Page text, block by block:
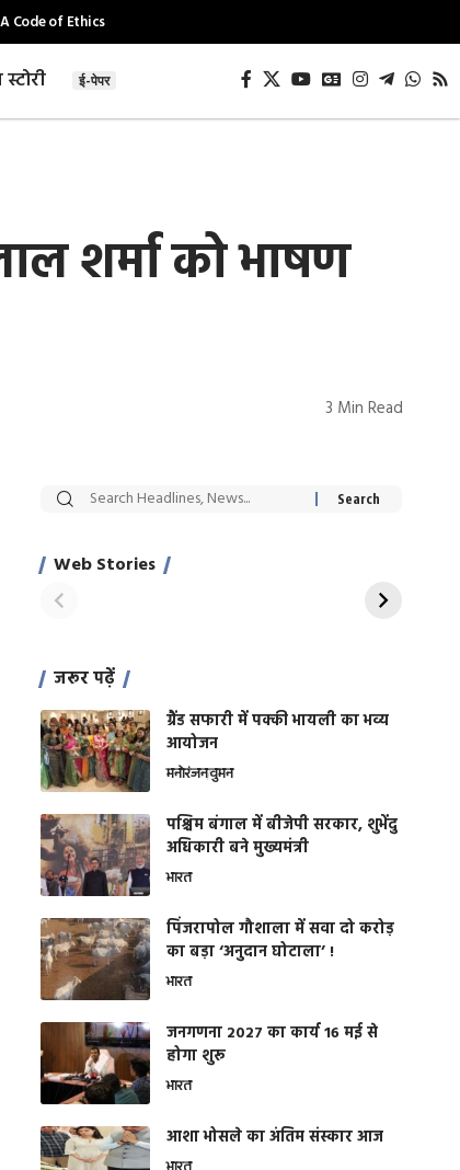
Code of Ethics
ई-पेपर
शर्मा को भाषण
3 Min Read
Web Stories
सट्टेबाजी में अरेस्ट हुए
साहिल खान
रोज एक कच्चे लहसुन
जरूर पढ़ें
ग्रैंड सफारी में पक्की भायली का भव्य
आयोजन
मनोरंजनवुमन
पश्चिम बंगाल में बीजेपी सरकार, शुभेंदु
अधिकारी बने मुख्यमंत्री
भारत
​पिंजरापोल गौशाला में सवा दो करोड़
का बड़ा ‘अनुदान घोटाला’ !
भारत
जनगणना 2027 का कार्य 16 मई से
होगा शुरू
भारत
आशा भोसले का अंतिम संस्कार आज